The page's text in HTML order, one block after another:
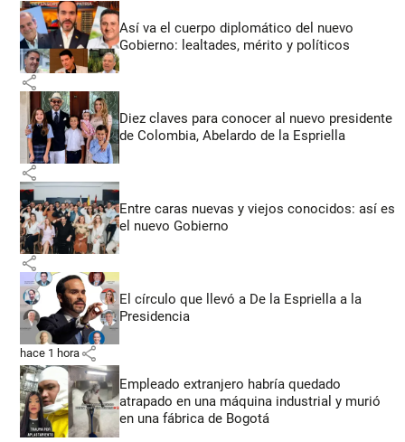
Así va el cuerpo diplomático del nuevo
Gobierno: lealtades, mérito y políticos
share
Diez claves para conocer al nuevo presidente
de Colombia, Abelardo de la Espriella
share
Entre caras nuevas y viejos conocidos: así es
el nuevo Gobierno
share
El círculo que llevó a De la Espriella a la
Presidencia
hace 1 hora share
Empleado extranjero habría quedado
atrapado en una máquina industrial y murió
en una fábrica de Bogotá